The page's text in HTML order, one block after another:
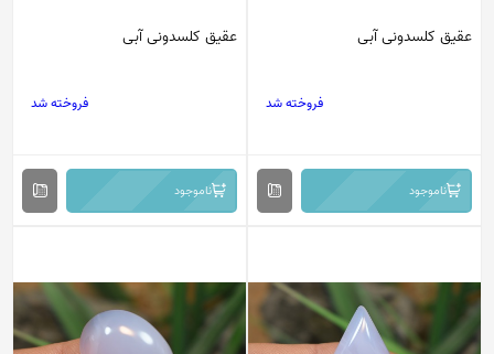
عقیق کلسدونی آبی
فروخته شد
ناموجود
عقیق کلسدونی آبی
فروخته شد
ناموجود